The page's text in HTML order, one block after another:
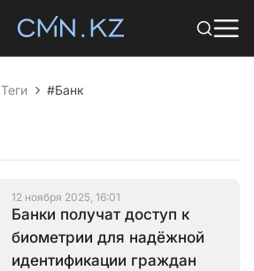
Теги #Банк
12 ноября 2025, 16:01
Банки получат доступ к
биометрии для надёжной
идентификации граждан